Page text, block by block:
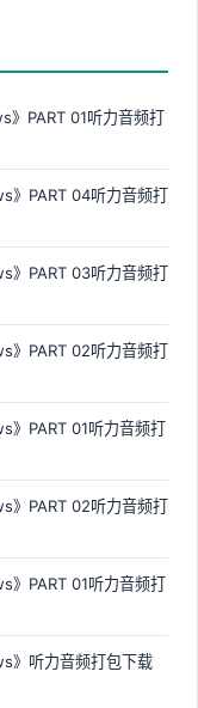
》PART 01听力音频打
》PART 04听力音频打
》PART 03听力音频打
》PART 02听力音频打
》PART 01听力音频打
》PART 02听力音频打
》PART 01听力音频打
》听力音频打包下载